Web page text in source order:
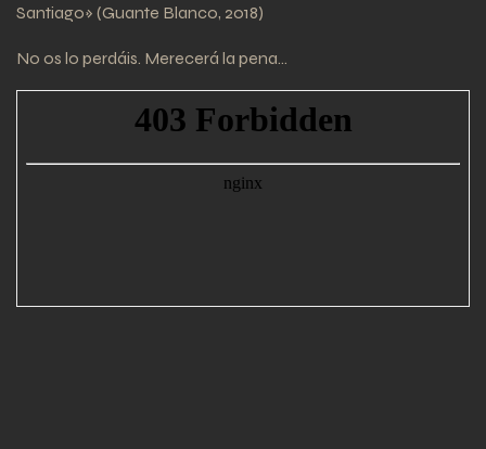
Santiago» (Guante Blanco, 2018)
No os lo perdáis. Merecerá la pena…